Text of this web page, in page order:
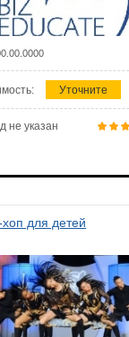
Уточните
не указан
для детей